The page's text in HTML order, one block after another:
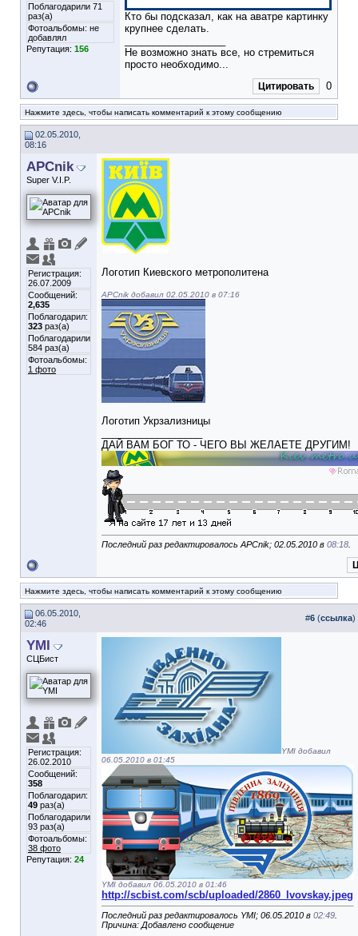
Поблагодарили 71
раз(а)
Фотоальбомы: не
добавлял
Репутация: 156
Кто бы подсказал, как на аватре картинку
крупнее сделать.
Не возможно знать все, но стремиться
просто необходимо...
Цитировать 0
Нажмите здесь, чтобы написать комментарий к этому сообщению
02.05.2010,
08:16
APCnik
Super V.I.P.
Регистрация:
26.07.2009
Сообщений:
2,635
Поблагодарил:
323 раз(а)
Поблагодарили
584 раз(а)
Фотоальбомы:
1 фото
Логотип Киевского метрополитена
APCnik добавил 02.05.2010 в 07:16
Логотип Укрзализницы
ДАЙ ВАМ БОГ ТО - ЧЕГО ВЫ ЖЕЛАЕТЕ ДРУГИМ!
Последний раз редактировалось APCnik; 02.05.2010 в 08:18
Нажмите здесь, чтобы написать комментарий к этому сообщению
06.05.2010,
02:46
#6 (ссылка)
YMI
СЦБист
Регистрация:
26.02.2010
Сообщений:
358
Поблагодарил:
49 раз(а)
Поблагодарили
93 раз(а)
Фотоальбомы:
38 фото
Репутация: 24
YMI добавил
06.05.2010 в 01:45
YMI добавил 06.05.2010 в 01:46
http://scbist.com/scb/uploaded/2860_lvovskay.jpeg
Последний раз редактировалось YMI; 06.05.2010 в 02:49
Причина: Добавлено сообщение